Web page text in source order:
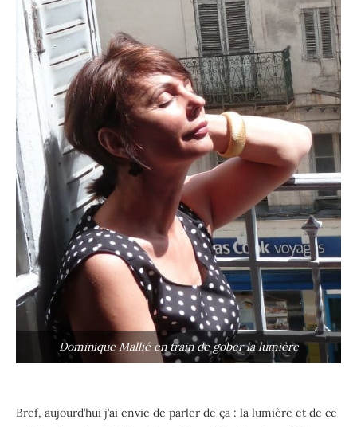
Dominique Mallié en train de gober la lumière
Bref, aujourd’hui j’ai envie de parler de ça : la lumière et de ce